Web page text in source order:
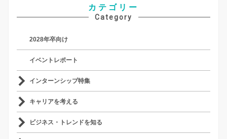
カテゴリー
Category
2028年卒向け
イベントレポート
インターンシップ特集
キャリアを考える
ビジネス・トレンドを知る